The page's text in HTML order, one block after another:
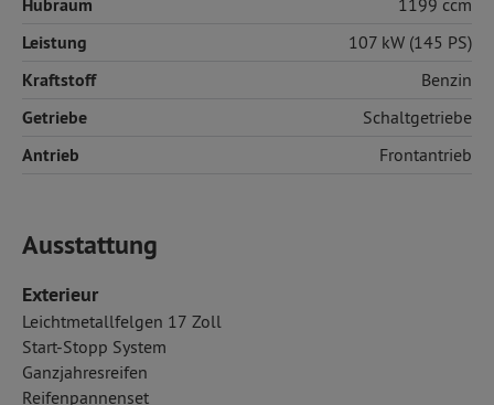
Hubraum 1199 ccm
Leistung 107 kW (145 PS)
Kraftstoff Benzin
Getriebe Schaltgetriebe
Antrieb Frontantrieb
Ausstattung
Exterieur
Leichtmetallfelgen 17 Zoll
Start-Stopp System
Ganzjahresreifen
Reifenpannenset